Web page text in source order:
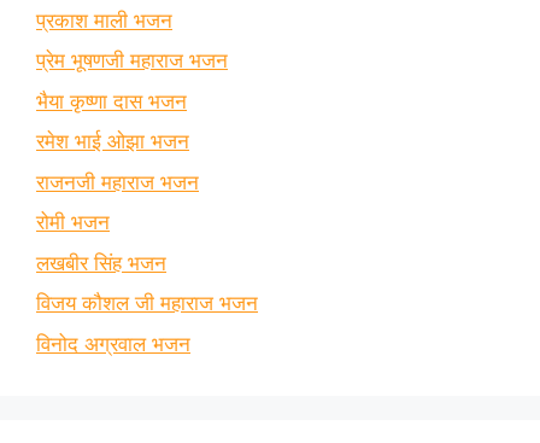
प्रकाश माली भजन
प्रेम भूषणजी महाराज भजन
भैया कृष्णा दास भजन
रमेश भाई ओझा भजन
राजनजी महाराज भजन
रोमी भजन
लखबीर सिंह भजन
विजय कौशल जी महाराज भजन
विनोद अग्रवाल भजन